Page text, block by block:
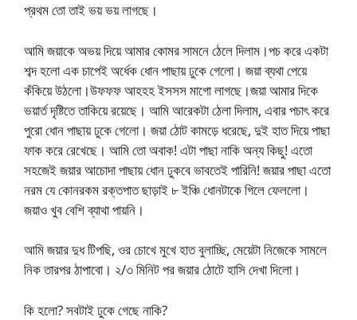
প্রথম তো তাই ভয় ভয় লাগছে।
আমি জয়াকে অভয় দিয়ে আমার কোমর সামনে ঠেলে দিলাম।পচ করে একটা
শব্দ হলো এক চাপেই অর্ধেক ধোন পাছায় ঢুকে গেলো। জয়া ব্যথা পেয়ে
কঁকিয়ে উঠলো।উফফফ আহহহ ইসসস মাগো লাগছে।জয়া আমার দিকে
ভয়ার্ত দৃষ্টিতে তাকিয়ে রয়েছে। আমি আরেকটা ঠেলা দিলাম, এবার পচাৎ করে
পুরো ধোন পাছায় ঢুকে গেলো। জয়া ঠোট কামড়ে ধরেছে, দুই হাত দিয়ে পাছা
ফাক করে রেখেছে। আমি তো অবাক! এটা পাছা নাকি অন্য কিছু! এতো
সহজেই জয়ার আচোদা পাছায় ধোন ঢুকবে ভাবতেই পারিনি! জয়ার পাছা এতো
নরম যে কোনরকম রক্তপাত ছাড়াই ৮ ইঞ্চি ধোনটাকে গিলে ফেললো।
জয়াও খুব বেশি ব্যাথা পায়নি।
আমি জয়ার দুধ টিপছি, ওর চোখে মুখে হাত বুলাচ্ছি, মেয়েটা নিজেকে সামলে
নিক তারপর ঠাপাবো। ২/৩ মিনিট পর জয়ার ঠোটে হাসি দেখা দিলো।
কি হলো? সবটাই ঢুকে গেছে নাকি?